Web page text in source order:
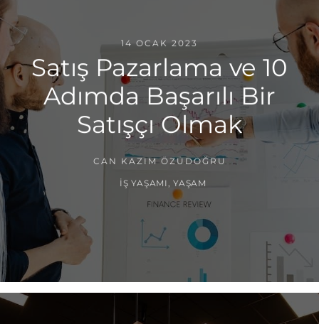
14 OCAK 2023
Satış Pazarlama ve 10
Adımda Başarılı Bir
Satışçı Olmak
CAN KAZIM ÖZÜDOĞRU
İŞ YAŞAMI ,YAŞAM